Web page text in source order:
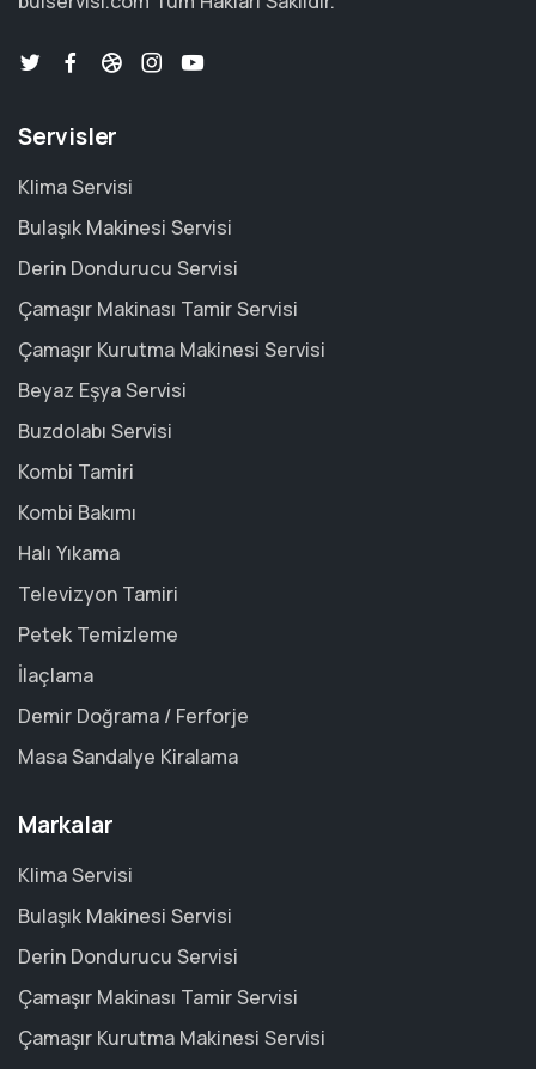
Servisler
Klima Servisi
Bulaşık Makinesi Servisi
Derin Dondurucu Servisi
Çamaşır Makinası Tamir Servisi
Çamaşır Kurutma Makinesi Servisi
Beyaz Eşya Servisi
Buzdolabı Servisi
Kombi Tamiri
Kombi Bakımı
Halı Yıkama
Televizyon Tamiri
Petek Temizleme
İlaçlama
Demir Doğrama / Ferforje
Masa Sandalye Kiralama
Markalar
Klima Servisi
Bulaşık Makinesi Servisi
Derin Dondurucu Servisi
Çamaşır Makinası Tamir Servisi
Çamaşır Kurutma Makinesi Servisi